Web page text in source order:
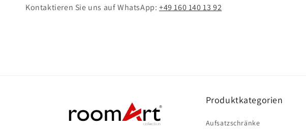
Kontaktieren Sie uns auf WhatsApp:+49 160 140 13 92
Produktkategorien
Aufsatzschränke